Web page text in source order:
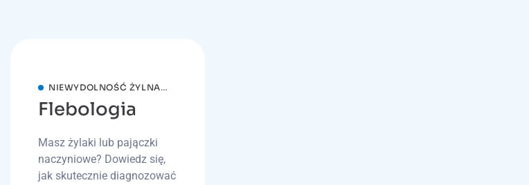
NIEWYDOLNOŚĆ ŻYLNA
KOŃCZYN DOLNYCH
Flebologia
Masz żylaki lub pajączki
naczyniowe? Dowiedz się,
jak skutecznie diagnozować